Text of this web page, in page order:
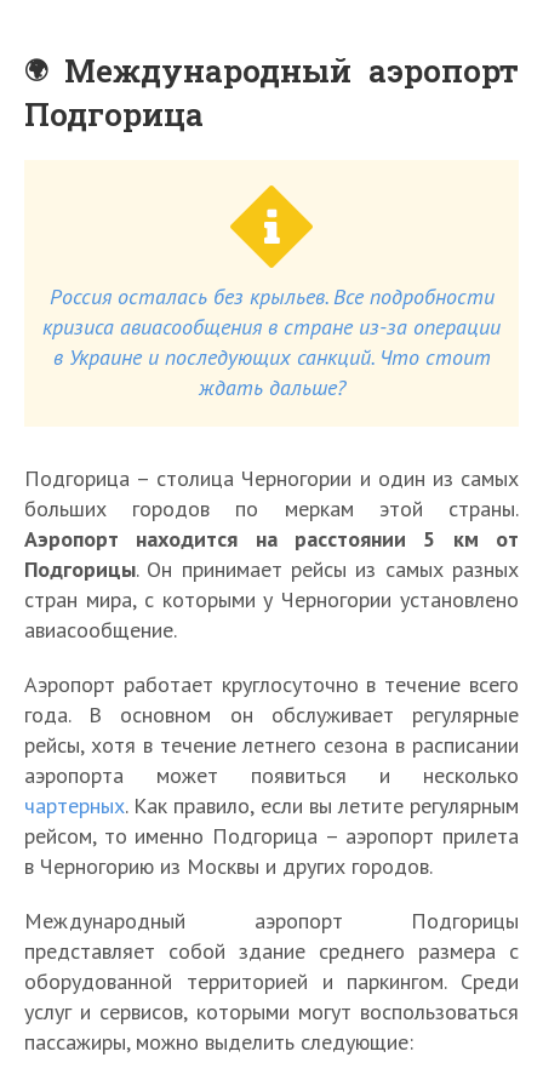
Международный аэропорт
Подгорица
Россия осталась без крыльев. Все подробности
кризиса авиасообщения в стране из-за операции
в Украине и последующих санкций. Что стоит
ждать дальше?
Подгорица – столица Черногории и один из самых
больших городов по меркам этой страны.
Аэропорт находится на расстоянии 5 км от
Подгорицы. Он принимает рейсы из самых разных
стран мира, с которыми у Черногории установлено
авиасообщение.
Аэропорт работает круглосуточно в течение всего
года. В основном он обслуживает регулярные
рейсы, хотя в течение летнего сезона в расписании
аэропорта может появиться и несколько
чартерных. Как правило, если вы летите регулярным
рейсом, то именно Подгорица – аэропорт прилета
в Черногорию из Москвы и других городов.
Международный аэропорт Подгорицы
представляет собой здание среднего размера с
оборудованной территорией и паркингом. Среди
услуг и сервисов, которыми могут воспользоваться
пассажиры, можно выделить следующие: